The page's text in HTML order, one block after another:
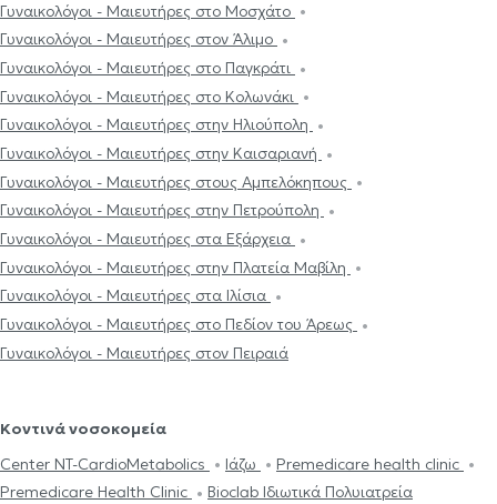
Γυναικολόγοι - Μαιευτήρες στο Μοσχάτο
Γυναικολόγοι - Μαιευτήρες στον Άλιμο
Γυναικολόγοι - Μαιευτήρες στο Παγκράτι
Γυναικολόγοι - Μαιευτήρες στο Κολωνάκι
Γυναικολόγοι - Μαιευτήρες στην Ηλιούπολη
Γυναικολόγοι - Μαιευτήρες στην Καισαριανή
Γυναικολόγοι - Μαιευτήρες στους Αμπελόκηπους
Γυναικολόγοι - Μαιευτήρες στην Πετρούπολη
Γυναικολόγοι - Μαιευτήρες στα Εξάρχεια
Γυναικολόγοι - Μαιευτήρες στην Πλατεία Μαβίλη
Γυναικολόγοι - Μαιευτήρες στα Ιλίσια
Γυναικολόγοι - Μαιευτήρες στο Πεδίον του Άρεως
Γυναικολόγοι - Μαιευτήρες στον Πειραιά
Κοντινά νοσοκομεία
Center NT-CardioMetabolics
Ιάζω
Premedicare health clinic
Premedicare Health Clinic
Bioclab Ιδιωτικά Πολυιατρεία